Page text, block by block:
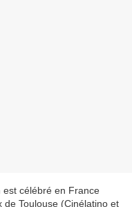
célébré en France
Toulouse (Cinélatino et